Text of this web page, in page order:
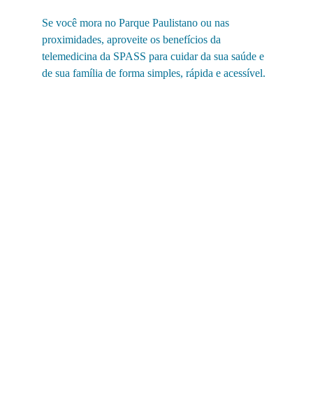
Se você mora no Parque Paulistano ou nas
proximidades, aproveite os benefícios da
telemedicina da SPASS para cuidar da sua saúde e
de sua família de forma simples, rápida e acessível.